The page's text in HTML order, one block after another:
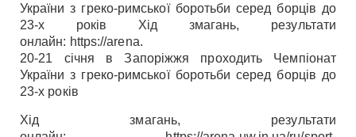
України з греко-римської боротьби серед борців до
23-х років Хід змагань, результати
онлайн: https://arena.
20-21 січня в Запоріжжя проходить Чемпіонат
України з греко-римської боротьби серед борців до
23-х років
Хід змагань, результати